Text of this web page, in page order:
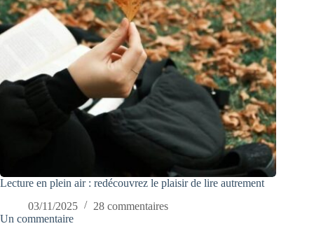
Lecture en plein air : redécouvrez le plaisir de lire autrement
03/11/2025
28 commentaires
Un commentaire